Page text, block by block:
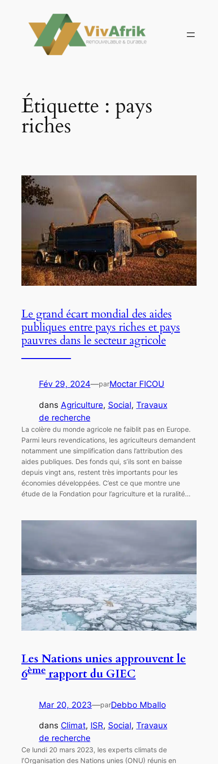
contenu
Étiquette : pays
riches
Le grand écart mondial des aides
publiques entre pays riches et pays
pauvres dans le secteur agricole
Fév 29, 2024—parMoctar FICOU
dans Agriculture, Social, Travaux
de recherche
La colère du monde agricole ne faiblit pas en Europe.
Parmi leurs revendications, les agriculteurs demandent
notamment une simplification dans l’attribution des
aides publiques. Des fonds qui, s’ils sont en baisse
depuis vingt ans, restent très importants pour les
économies développées. C’est ce que montre une
étude de la Fondation pour l’agriculture et la ruralité…
Les Nations unies approuvent le
6èmerapport du GIEC
Mar 20, 2023—parDebbo Mballo
dans Climat, ISR, Social, Travaux
de recherche
Ce lundi 20 mars 2023, les experts climats de
l’Organisation des Nations unies (ONU) réunis en